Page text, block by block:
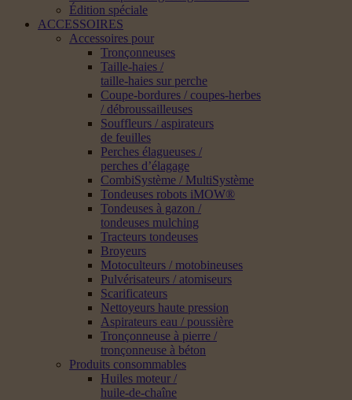
Édition spéciale
ACCESSOIRES
Accessoires pour
Tronçonneuses
Taille-haies /
taille-haies sur perche
Coupe-bordures / coupes-herbes
/ débroussailleuses
Souffleurs / aspirateurs
de feuilles
Perches élagueuses /
perches d’élagage
CombiSystème / MultiSystème
Tondeuses robots iMOW®
Tondeuses à gazon /
tondeuses mulching
Tracteurs tondeuses
Broyeurs
Motoculteurs / motobineuses
Pulvérisateurs / atomiseurs
Scarificateurs
Nettoyeurs haute pression
Aspirateurs eau / poussière
Tronçonneuse à pierre /
tronçonneuse à béton
Produits consommables
Huiles moteur /
huile-de-chaîne